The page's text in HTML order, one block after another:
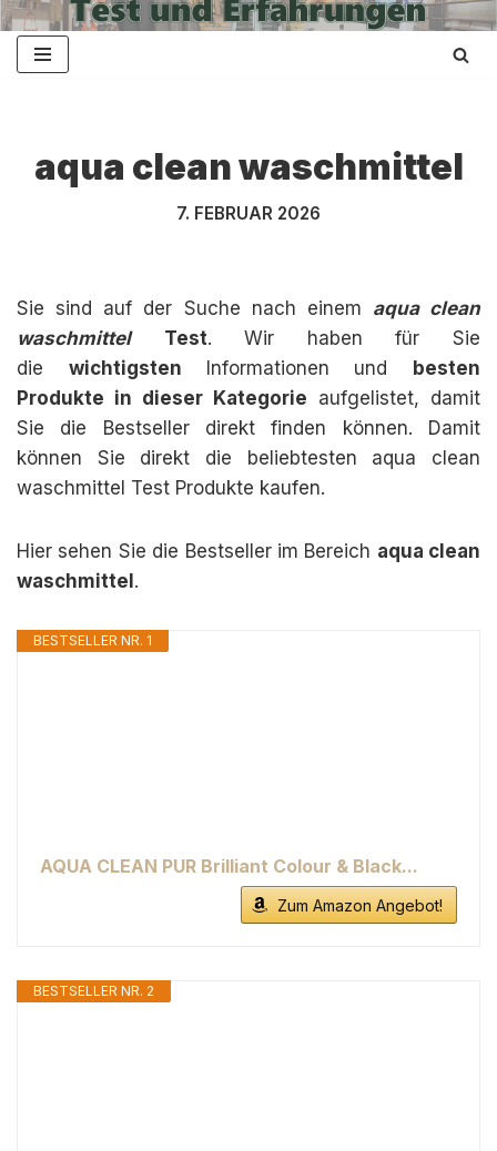
Zum
aqua clean waschmittel
7. FEBRUAR 2026
Sie sind auf der Suche nach einem aqua clean
waschmittel
Test. Wir haben für Sie
die wichtigsten Informationen und
besten
Produkte in dieser Kategorie aufgelistet, damit
Sie die Bestseller direkt finden können. Damit
können Sie direkt die beliebtesten aqua clean
waschmittel Test Produkte kaufen.
Hier sehen Sie die Bestseller im Bereich aqua clean
waschmittel .
BESTSELLER NR. 1
AQUA CLEAN PUR Brilliant Colour & Black...
Zum Amazon Angebot!
BESTSELLER NR. 2